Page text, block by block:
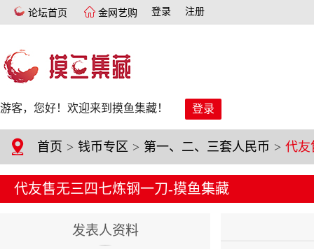
论坛首页 金网艺购 登录 注册
游客，您好！欢迎来到摸鱼集藏！ 登录
首页 > 钱币专区 > 第一、二、三套人民币 >
代友售无三四七炼钢一刀-摸鱼集藏
发表人资料